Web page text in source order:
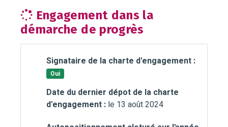
Engagement dans la
démarche de progrès
Signataire de la charte d'engagement :
Oui
Date du dernier dépot de la charte
d'engagement : le 13 août 2024